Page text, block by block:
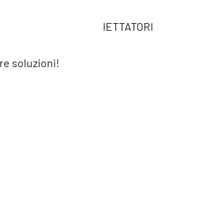
IETTATORI
soluzioni!